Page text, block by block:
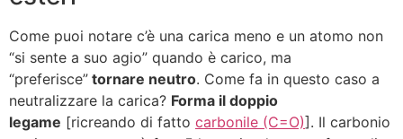
Come puoi notare c’è una carica meno e un atomo non
“si sente a suo agio” quando è carico, ma
“preferisce” tornare neutro. Come fa in questo caso a
neutralizzare la carica? Forma il doppio
legame [ricreando di fatto carbonile (C=O)]. Il carbonio